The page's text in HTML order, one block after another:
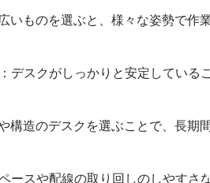
いものを選ぶと、様々な姿勢で作
：デスクがしっかりと安定している
構造のデスクを選ぶことで、長期
ペースや配線の取り回しのしやす